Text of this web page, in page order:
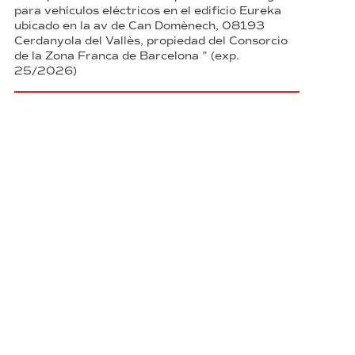
para vehículos eléctricos en el edificio Eureka
ubicado en la av de Can Domènech, 08193
Cerdanyola del Vallès, propiedad del Consorcio
de la Zona Franca de Barcelona ” (exp.
25/2026)